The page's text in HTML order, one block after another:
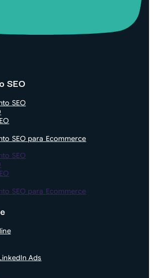
SEO
SEO
SEO para Ecommerce
SEO
SEO para Ecommerce
Ads